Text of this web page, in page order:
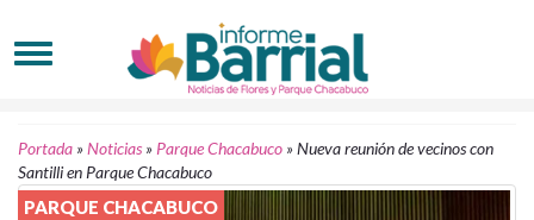
Portada »Noticias » Parque Chacabuco »Nueva reunión de vecinos con
Santilli en Parque Chacabuco
PARQUE CHACABUCO